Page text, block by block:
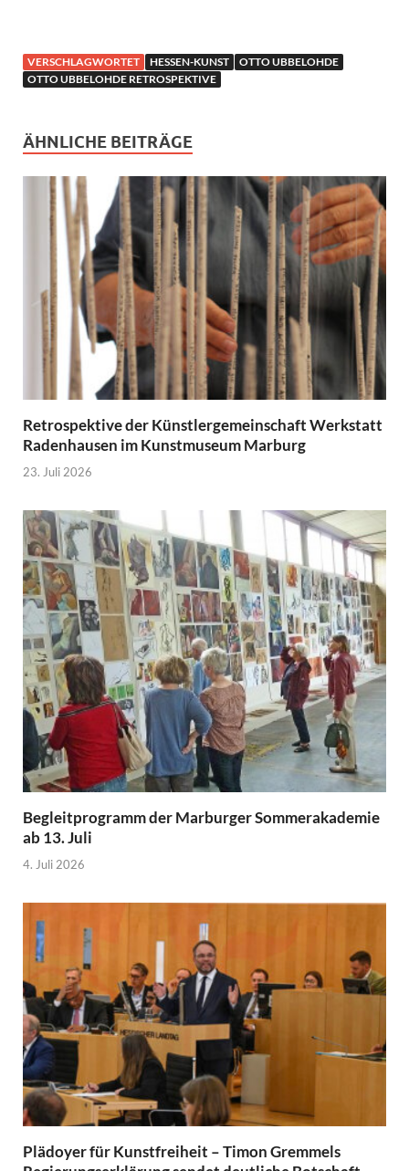
VERSCHLAGWORTET HESSEN-KUNST
OTTO UBBELOHDE
OTTO UBBELOHDE RETROSPEKTIVE
ÄHNLICHE BEITRÄGE
Retrospektive der Künstlergemeinschaft Werkstatt
Radenhausen im Kunstmuseum Marburg
23. Juli 2026
Begleitprogramm der Marburger Sommerakademie
ab 13. Juli
4. Juli 2026
Plädoyer für Kunstfreiheit – Timon Gremmels